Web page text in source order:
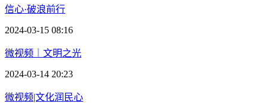
信心·破浪前行
2024-03-15 08:16
微视频｜文明之光
2024-03-14 20:23
微视频|文化润民心